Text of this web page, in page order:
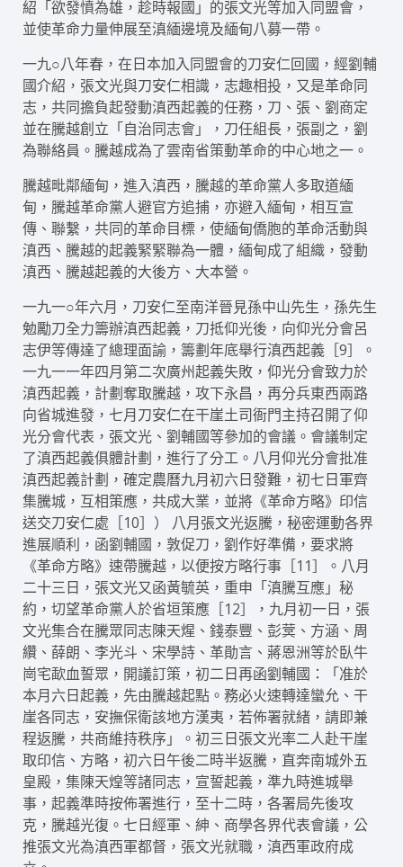
紹「欲發憤為雄，趁時報國」的張文光等加入同盟會，
並使革命力量伸展至滇緬邊境及緬甸八募一帶。
一九○八年春，在日本加入同盟會的刀安仁回國，經劉輔
國介紹，張文光與刀安仁相識，志趣相投，又是革命同
志，共同擔負起發動滇西起義的任務，刀、張、劉商定
並在騰越創立「自治同志會」，刀任組長，張副之，劉
為聯絡員。騰越成為了雲南省策動革命的中心地之一。
騰越毗鄰緬甸，進入滇西，騰越的革命黨人多取道緬
甸，騰越革命黨人避官方追捕，亦避入緬甸，相互宣
傳、聯繫，共同的革命目標，使緬甸僑胞的革命活動與
滇西、騰越的起義緊緊聯為一體，緬甸成了組織，發動
滇西、騰越起義的大後方、大本營。
一九一○年六月，刀安仁至南洋晉見孫中山先生，孫先生
勉勵刀全力籌辦滇西起義，刀抵仰光後，向仰光分會呂
志伊等傳達了總理面諭，籌劃年底舉行滇西起義［9］。
一九一一年四月第二次廣州起義失敗，仰光分會致力於
滇西起義，計劃奪取騰越，攻下永昌，再分兵東西兩路
向省城進發，七月刀安仁在干崖土司衙門主持召開了仰
光分會代表，張文光、劉輔國等參加的會議。會議制定
了滇西起義俱體計劃，進行了分工。八月仰光分會批准
滇西起義計劃，確定農曆九月初六日發難，初七日軍齊
集騰城，互相策應，共成大業，並將《革命方略》印信
送交刀安仁處［10］） 八月張文光返騰，秘密運動各界
進展順利，函劉輔國，敦促刀，劉作好準備，要求將
《革命方略》速帶騰越，以便按方略行事［11］。八月
二十三日，張文光又函黃毓英，重申「滇騰互應」秘
約，切望革命黨人於省垣策應［12］，九月初一日，張
文光集合在騰眾同志陳天煋、錢泰豐、彭蓂、方涵、周
纘、薛朗、李光斗、宋學詩、革勛言、蔣恩洲等於臥牛
崗宅歃血誓眾，開議訂策，初二日再函劉輔國：「准於
本月六日起義，先由騰越起點。務必火速轉達蠻允、干
崖各同志，安撫保衛該地方漢夷，若佈署就緒，請即兼
程返騰，共商維持秩序」。初三日張文光率二人赴干崖
取印信、方略，初六日午後二時半返騰，直奔南城外五
皇殿，集陳天煌等諸同志，宣誓起義，準九時進城舉
事，起義準時按佈署進行，至十二時，各署局先後攻
克，騰越光復。七日經軍、紳、商學各界代表會議，公
推張文光為滇西軍都督，張文光就職，滇西軍政府成